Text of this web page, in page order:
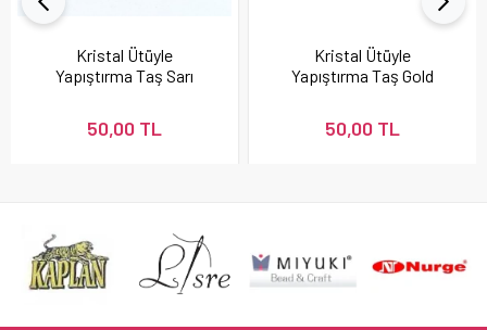
Kristal Ütüyle
Yapıştırma Taş Sarı
50,00 TL
Kristal Ütüyle
Yapıştırma Taş Gold
50,00 TL